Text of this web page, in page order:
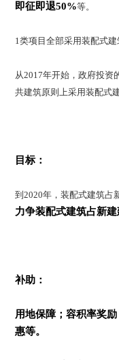
即征即退50%等。
1类项目全部采用装配式建
从2017年开始，政府投资
共建筑原则上采用装配式建
目标：
到2020年，装配式建筑占
力争装配式建筑占新
补助：
用地保障；容积率奖励
惠等。